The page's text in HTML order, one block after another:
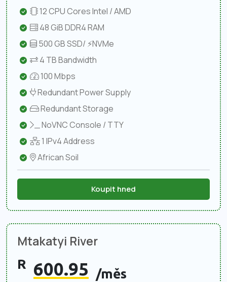
12 CPU Cores Intel / AMD
48 GiB DDR4 RAM
500 GB SSD/ ⚡NVMe
4 TB Bandwidth
100 Mbps
Redundant Power Supply
Redundant Storage
NoVNC Console / TTY
1 IPv4 Address
African Soil
Koupit hned
Mtakatyi River
R 600.95 /měs